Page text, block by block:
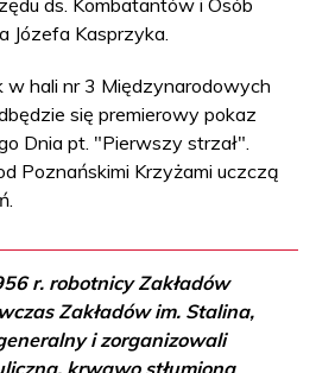
Józefa Kasprzyka.
w hali nr 3 Międzynarodowych
się premierowy pokaz
Dnia pt. "Pierwszy strzał".
Poznańskimi Krzyżami uczczą
r. robotnicy Zakładów
Zakładów im. Stalina,
i zorganizowali
krwawo stłumioną